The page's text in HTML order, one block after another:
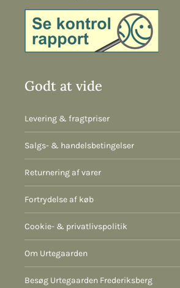
Godt at vide
Levering & fragtpriser
Salgs- & handelsbetingelser
Returnering af varer
Fortrydelse af køb
Cookie- & privatlivspolitik
Om Urtegaarden
Besøg Urtegaarden Frederiksberg